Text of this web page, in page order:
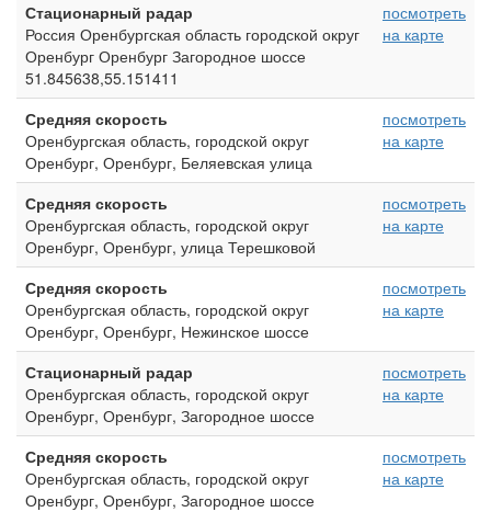
Стационарный радар
Россия Оренбургская область городской округ
Оренбург Оренбург Загородное шоссе
51.845638,55.151411
посмотреть
на карте
Средняя скорость
Оренбургская область, городской округ
Оренбург, Оренбург, Беляевская улица
посмотреть
на карте
Средняя скорость
Оренбургская область, городской округ
Оренбург, Оренбург, улица Терешковой
посмотреть
на карте
Средняя скорость
Оренбургская область, городской округ
Оренбург, Оренбург, Нежинское шоссе
посмотреть
на карте
Стационарный радар
Оренбургская область, городской округ
Оренбург, Оренбург, Загородное шоссе
посмотреть
на карте
Средняя скорость
Оренбургская область, городской округ
Оренбург, Оренбург, Загородное шоссе
посмотреть
на карте